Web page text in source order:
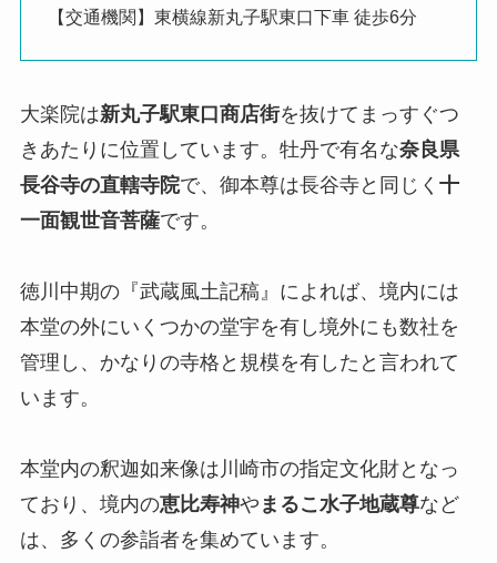
【交通機関】東横線新丸子駅東口下車 徒歩6分
大楽院は新丸子駅東口商店街を抜けてまっすぐつ
きあたりに位置しています。牡丹で有名な奈良県
長谷寺の直轄寺院で、御本尊は長谷寺と同じく 十
一面観世音菩薩です。
徳川中期の『武蔵風土記稿』によれば、境内には
本堂の外にいくつかの堂宇を有し境外にも数社を
管理し、かなりの寺格と規模を有したと言われて
います。
本堂内の釈迦如来像は川崎市の指定文化財となっ
ており、境内の恵比寿神や まるこ水子地蔵尊など
は、多くの参詣者を集めています。